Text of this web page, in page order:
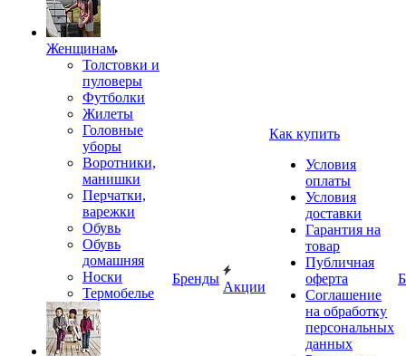
Женщинам
Толстовки и
пуловеры
Футболки
Жилеты
Головные
уборы
Воротники,
манишки
Перчатки,
варежки
Обувь
Обувь
домашняя
Носки
Термобелье
Бренды
Акции
Как купить
Условия
оплаты
Условия
доставки
Гарантия на
товар
Публичная
оферта
Соглашение
на обработку
персональных
данных